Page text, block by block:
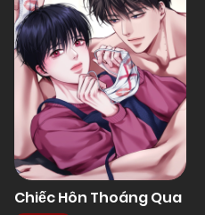
Chiếc Hôn Thoáng Qua